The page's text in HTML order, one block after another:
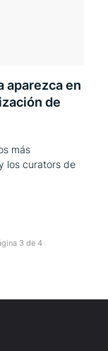
aparezca en
de
más
los curators de
3 de 4